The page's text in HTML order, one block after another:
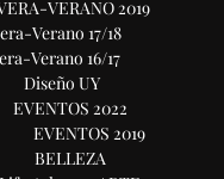
VERANO 2019
Verano 17/18
Verano 16/17
Diseño UY
EVENTOS 2022
EVENTOS 2019
BELLEZA